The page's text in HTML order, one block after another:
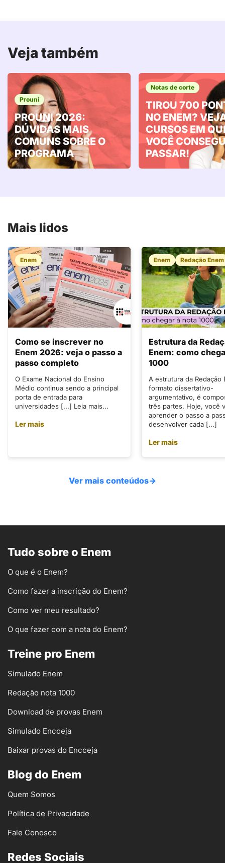
Veja também
Prouni
PROUNI 2026:
DÚVIDAS MAIS
COMUNS SOBRE O
PROGRAMA
Notas de corte
TIROU 700
NO ENEM?
CURSOS EM
VOCÊ
PASSAR!
Mais lidos
Enem
Como se inscrever no
Enem 2026: veja o passo a
passo completo
O Exame Nacional do Ensino
Médio continua sendo a principal
porta de entrada para
universidades [...] Leia mais...
Ler mais
Enem Redação Enem
Estrutura da
Enem: como
1000
A estrutura da Redação
formato dissertativo-
argumentativo, é
três partes. Hoje, você
aprender o passo a
desenvolver cada [...]
Ler mais
Ver mais conteúdos→
Tudo sobre o Enem
O que é o Enem?
Como fazer a inscrição do Enem?
Como ver meu resultado?
O que fazer com a nota do Enem?
Treine pro Enem
Simulado Enem
Redação nota 1000
Download de provas Enem
Simulado Encceja
Baixar provas do Encceja
Blog do Enem
Quem Somos
Política de Privacidade
Fale Conosco
Redes Sociais